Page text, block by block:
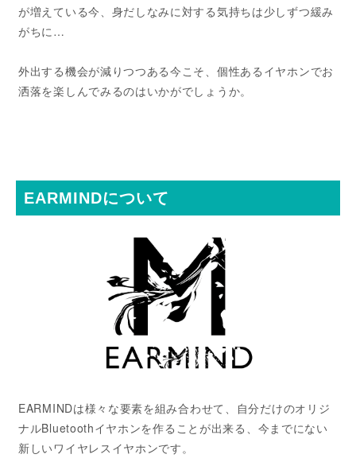
が増えている今、身だしなみに対する気持ちは少しずつ緩み
がちに…
外出する機会が減りつつある今こそ、個性あるイヤホンでお
洒落を楽しんでみるのはいかがでしょうか。
EARMINDについて
EARMINDは様々な要素を組み合わせて、自分だけのオリジ
ナルBluetoothイヤホンを作ることが出来る、今までにない
新しいワイヤレスイヤホンです。